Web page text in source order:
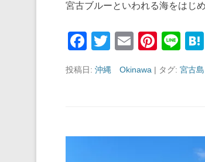
宮古ブルーといわれる海をはじ
F
c
o
T
tt
E
ail
Pi
er
Li
e
投稿日: 沖縄 Okinawa | タグ: 宮古島